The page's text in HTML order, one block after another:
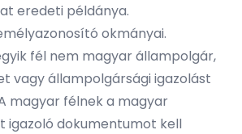
eredeti példánya.
okmányai.
fél nem magyar állampolgár,
vagy állampolgársági igazolást
magyar félnek a magyar
igazoló dokumentumot kell